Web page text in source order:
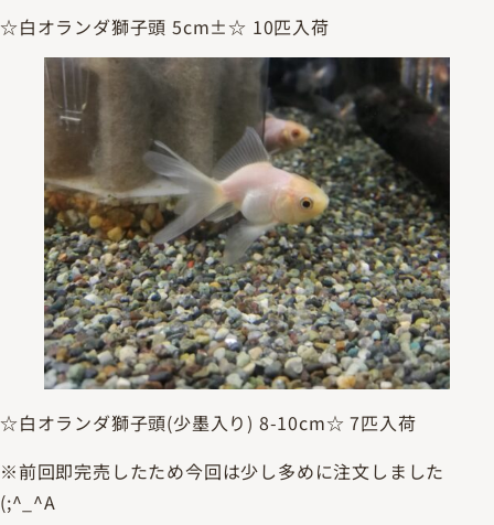
☆白オランダ獅子頭 5cm±☆ 10匹入荷
☆白オランダ獅子頭(少墨入り) 8-10cm☆ 7匹入荷
※前回即完売したため今回は少し多めに注文しました
(;^_^A